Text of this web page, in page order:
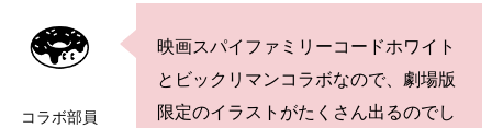
コラボ部員
映画スパイファミリーコードホワイト
とビックリマンコラボなので、劇場版
限定のイラストがたくさん出るのでし